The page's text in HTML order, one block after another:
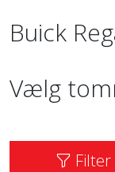
Buick
Vælg
Filter